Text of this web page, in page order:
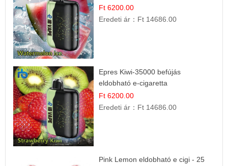
Ft 6200.00
Eredeti ár： Ft 14686.00
Epres Kiwi-35000 befújás
eldobható e-cigaretta
Ft 6200.00
Eredeti ár： Ft 14686.00
Pink Lemon eldobható e cigi - 25